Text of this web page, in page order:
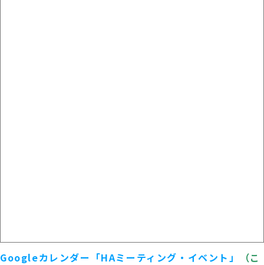
Googleカレンダー「HAミーティング・イベント」
（こ